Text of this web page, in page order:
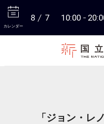
カレンダー
8 7 10:00
「ジョン・レ